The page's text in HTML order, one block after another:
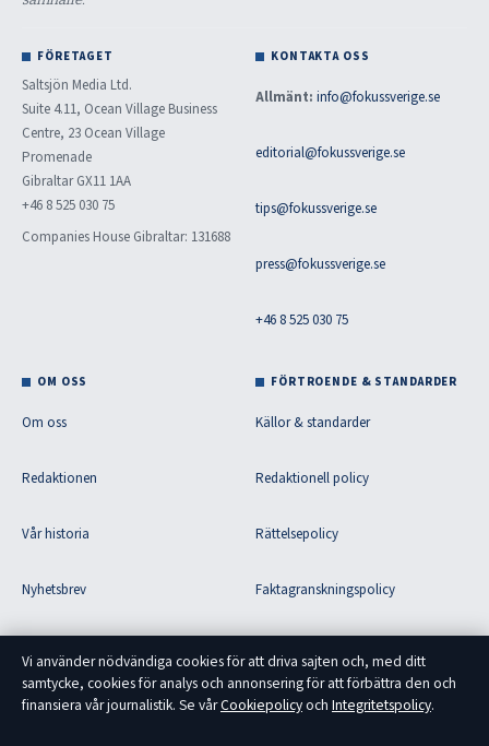
FÖRETAGET
Saltsjön Media Ltd.
Suite 4.11, Ocean Village Business
Centre, 23 Ocean Village
Promenade
Gibraltar GX11 1AA
+46 8 525 030 75
Companies House Gibraltar: 131688
KONTAKTA OSS
Allmänt: info@fokussverige.se
editorial@fokussverige.se
tips@fokussverige.se
press@fokussverige.se
+46 8 525 030 75
OM OSS
Om oss
Redaktionen
Vår historia
Nyhetsbrev
RSS-flöde
FÖRTROENDE & STANDARDER
Källor & standarder
Redaktionell policy
Rättelsepolicy
Faktagranskningspolicy
Integritetspolicy
Vi använder nödvändiga cookies för att driva sajten och, med ditt
samtycke, cookies för analys och annonsering för att förbättra den och
finansiera vår journalistik. Se vårCookiepolicyoch Integritetspolicy.